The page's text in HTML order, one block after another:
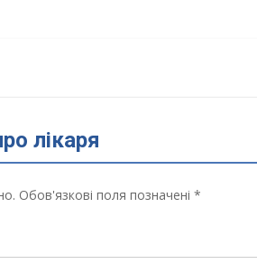
лікаря
Обов'язкові поля позначені *